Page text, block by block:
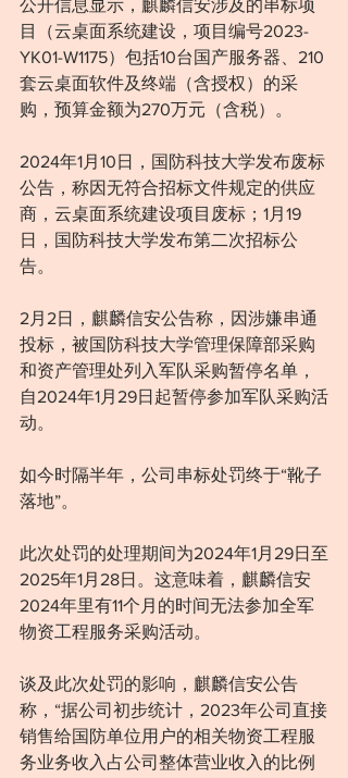
公开信息显示，麒麟信安涉及的串标项
目（云桌面系统建设，项目编号2023-
YK01-W1175）包括10台国产服务器、210
套云桌面软件及终端（含授权）的采
购，预算金额为270万元（含税）。
2024年1月10日，国防科技大学发布废标
公告，称因无符合招标文件规定的供应
商，云桌面系统建设项目废标；1月19
日，国防科技大学发布第二次招标公
告。
2月2日，麒麟信安公告称，因涉嫌串通
投标，被国防科技大学管理保障部采购
和资产管理处列入军队采购暂停名单，
自2024年1月29日起暂停参加军队采购活
动。
如今时隔半年，公司串标处罚终于“靴子
落地”。
此次处罚的处理期间为2024年1月29日至
2025年1月28日。这意味着，麒麟信安
2024年里有11个月的时间无法参加全军
物资工程服务采购活动。
谈及此次处罚的影响，麒麟信安公告
称，“据公司初步统计，2023年公司直接
销售给国防单位用户的相关物资工程服
务业务收入占公司整体营业收入的比例